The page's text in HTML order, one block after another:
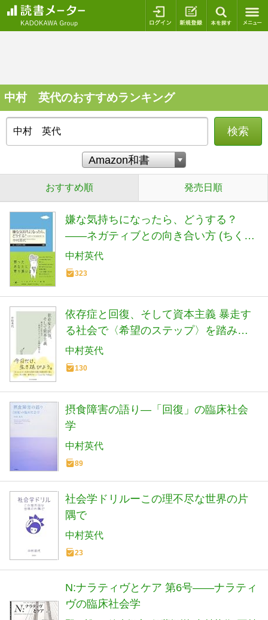
ログイン 新規登録
中村 英代のおすすめランキング
検索
おすすめ順 発売日順
嫌な気持ちになったら、どうする？
――ネガティブとの向き合い方 (ちくま
プリマー新書 ４２６)
中村英代
323
依存症と回復、そして資本主義 暴走す
る社会で〈希望のステップ〉を踏み続
ける (光文社新書 1201)
中村英代
130
摂食障害の語り―「回復」の臨床社会
学
中村英代
89
社会学ドリルーこの理不尽な世界の片
隅で
中村英代
23
N:ナラティヴとケア 第6号――ナラティ
ヴの臨床社会学